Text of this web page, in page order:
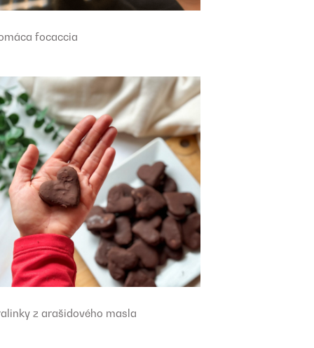
focaccia
z arašidového masla